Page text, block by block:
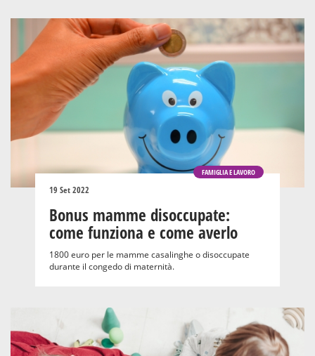
FAMIGLIA E LAVORO
19 Set 2022
Bonus mamme disoccupate:
come funziona e come averlo
1800 euro per le mamme casalinghe o disoccupate
durante il congedo di maternità.